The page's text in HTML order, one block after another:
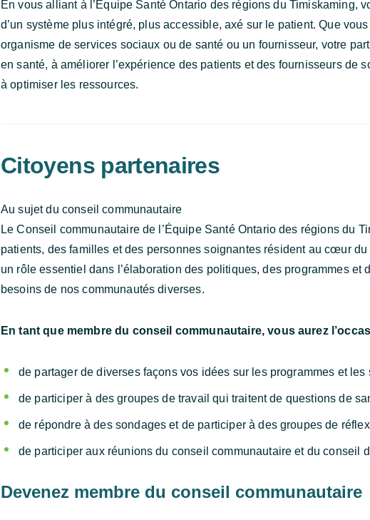
En vous alliant à l’Équipe Santé Ontario des régions du Timiskaming,
d’un système plus intégré, plus accessible, axé sur le patient. Que
organisme de services sociaux ou de santé ou un fournisseur, votre
en santé, à améliorer l’expérience des patients et des fournisseurs de
à optimiser les ressources.
Citoyens partenaires
Au sujet du conseil communautaire
Le Conseil communautaire de l’Équipe Santé Ontario des régions du
patients, des familles et des personnes soignantes résident au cœur
un rôle essentiel dans l’élaboration des politiques, des programmes et
besoins de nos communautés diverses.
En tant que membre du conseil communautaire, vous aurez
de partager de diverses façons vos idées sur les programmes et
de participer à des groupes de travail qui traitent de questions de
de répondre à des sondages et de participer à des groupes de
de participer aux réunions du conseil communautaire et du conseil
Devenez membre du conseil communautaire